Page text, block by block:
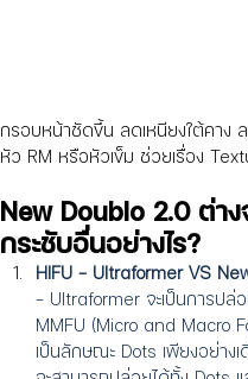
กรอบหน้าชัดขึ้น ลดเหนียงใต้คาง
หัว RM หรือหัวเข็ม ช่วยเรื่อง
New Doublo 2.0 ต่า
กระชับอื่นอย่างไร?
HIFU - Ultraformer VS
- Ultraformer จะเป็นการปล่
MMFU (Micro and Macro
เป็นลักษณะ Dots เพียงอย่าง